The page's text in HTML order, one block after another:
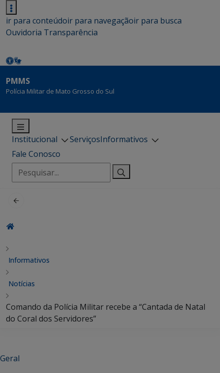
ir para conteúdoir para navegaçãoir para busca
Ouvidoria Transparência
PMMS
Polícia Militar de Mato Grosso do Sul
Institucional ServiçosInformativos
Fale Conosco
Pesquisar
por:
Informativos
Notícias
Comando da Polícia Militar recebe a “Cantada de Natal
do Coral dos Servidores”
Geral